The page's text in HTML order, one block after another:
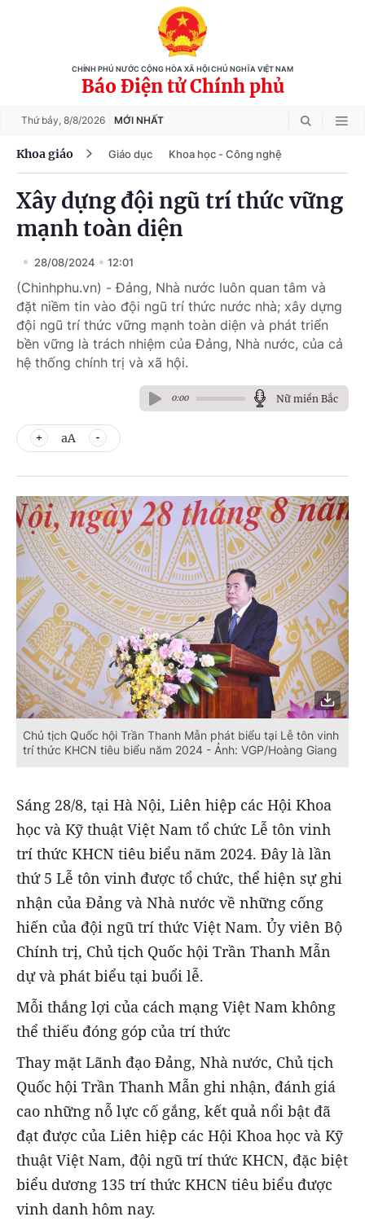
CHÍNH PHỦ NƯỚC CỘNG HÒA XÃ HỘI CHỦ NGHĨA VIỆT NAM
Báo Điện tử Chính phủ
Thứ bảy, 8/8/2026 MỚI NHẤT
Khoa giáo Giáo dục Khoa học - Công nghệ
Xây dựng đội ngũ trí thức vững
mạnh toàn diện
28/08/2024 12:01
(Chinhphu.vn) - Đảng, Nhà nước luôn quan tâm và
đặt niềm tin vào đội ngũ trí thức nước nhà; xây dựng
đội ngũ trí thức vững mạnh toàn diện và phát triển
bền vững là trách nhiệm của Đảng, Nhà nước, của cả
hệ thống chính trị và xã hội.
0:00 Nữ miền Bắc
aA
Chủ tịch Quốc hội Trần Thanh Mẫn phát biểu tại Lễ tôn vinh
trí thức KHCN tiêu biểu năm 2024 - Ảnh: VGP/Hoàng Giang
Sáng 28/8, tại Hà Nội, Liên hiệp các Hội Khoa
học và Kỹ thuật Việt Nam tổ chức Lễ tôn vinh
trí thức KHCN tiêu biểu năm 2024. Đây là lần
thứ 5 Lễ tôn vinh được tổ chức, thể hiện sự ghi
nhận của Đảng và Nhà nước về những cống
hiến của đội ngũ trí thức Việt Nam. Ủy viên Bộ
Chính trị, Chủ tịch Quốc hội Trần Thanh Mẫn
dự và phát biểu tại buổi lễ.
Mỗi thắng lợi của cách mạng Việt Nam không
thể thiếu đóng góp của trí thức
Thay mặt Lãnh đạo Đảng, Nhà nước, Chủ tịch
Quốc hội Trần Thanh Mẫn ghi nhận, đánh giá
cao những nỗ lực cố gắng, kết quả nổi bật đã
đạt được của Liên hiệp các Hội Khoa học và Kỹ
thuật Việt Nam, đội ngũ trí thức KHCN, đặc biệt
biểu dương 135 trí thức KHCN tiêu biểu được
vinh danh hôm nay.